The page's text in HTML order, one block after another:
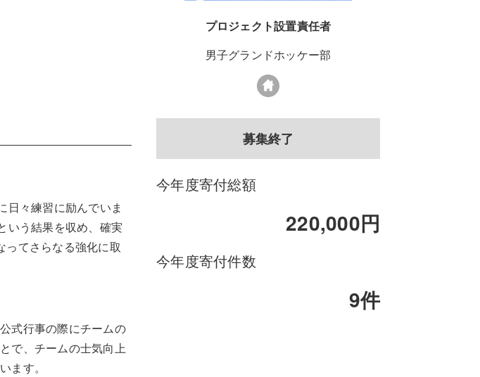
日々練習に励んでいま
いう結果を収め、確実
ってさらなる強化に取
式行事の際にチームの
で、チームの士気向上
ます。
プロジェクト設置責任者
男子グランドホッケー部
募集終了
今年度寄付総額
220,000円
今年度寄付件数
9件